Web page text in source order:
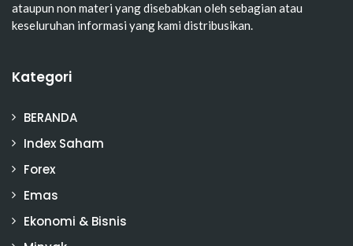
ataupun non materi yang disebabkan oleh sebagian atau
keseluruhan informasi yang kami distribusikan.
Kategori
BERANDA
Index Saham
Forex
Emas
Ekonomi & Bisnis